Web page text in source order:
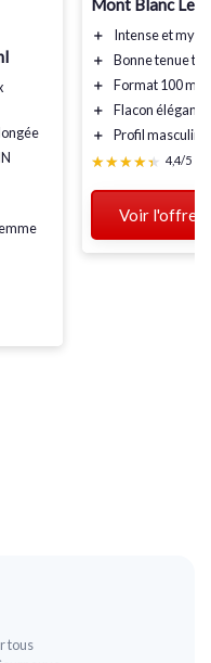
＋ Intenseet
＋
Bonne tenue
＋
Format 100 ml
＋
Flacon élégant
＋
Profil masculin
★★★★★
★★★★★ 4,4/5
Voir l'offre
tous